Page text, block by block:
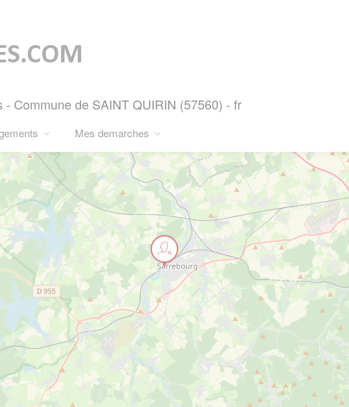
Commune de SAINT QUIRIN (57560) - fr
Mes demarches